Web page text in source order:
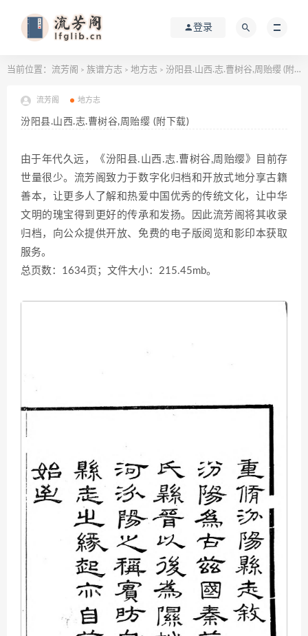
登录
当前位置： 流芳阁 > 族谱方志 > 地方志 > 汾阳县.山西.志.曹树谷,周贻缨 (附下载)
流芳阁 地方志
汾阳县.山西.志.曹树谷,周贻缨 (附下载)
由于年代久远，《汾阳县.山西.志.曹树谷,周贻缨》目前存
世量很少。流芳阁致力于数字化归档和开放式地分享古籍
善本，让更多人了解和热爱中国优秀的传统文化，让中华
文明的瑰宝得到更好的传承和发扬。因此流芳阁将其收录
归档，向公众提供开放、免费的电子版阅览和影印本获取
服务。
总页数：1634页；文件大小：215.45mb。